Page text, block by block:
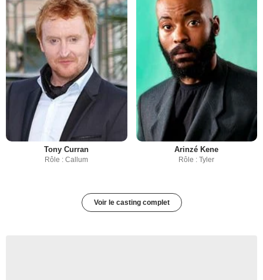
Tony Curran
Rôle : Callum
Arinzé Kene
Rôle : Tyler
Voir le casting complet